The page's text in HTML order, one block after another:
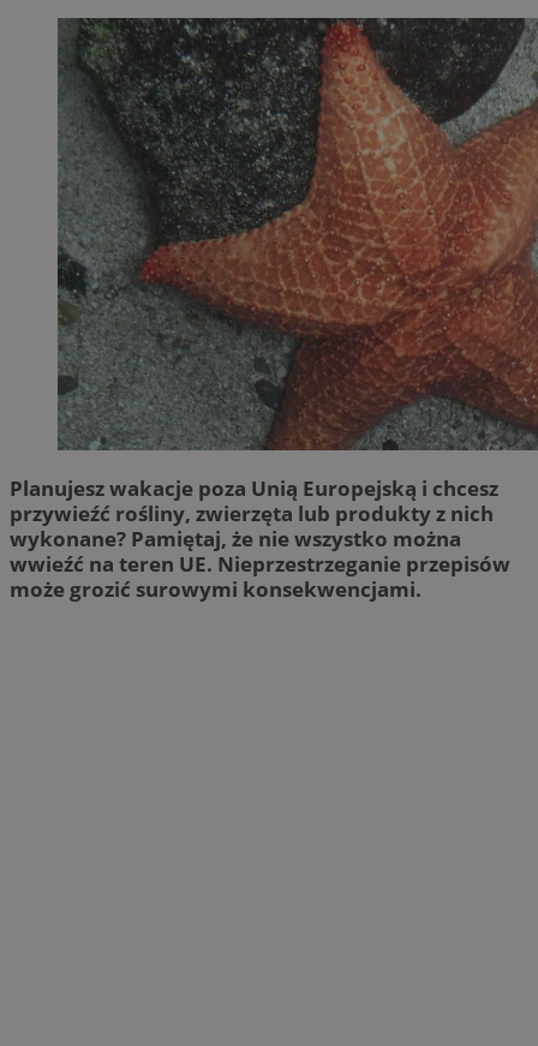
Planujesz wakacje poza Unią Europejską i chcesz
przywieźć rośliny, zwierzęta lub produkty z nich
wykonane? Pamiętaj, że nie wszystko można
wwieźć na teren UE. Nieprzestrzeganie przepisów
może grozić surowymi konsekwencjami.